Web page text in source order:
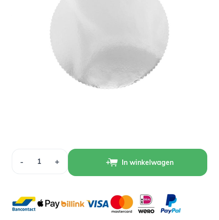
- + In winkelwagen